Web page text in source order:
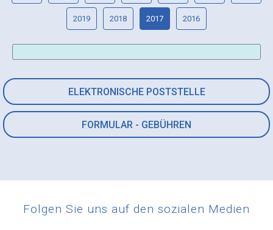
ELEKTRONISCHE POSTSTELLE
FORMULAR - GEBÜHREN
2019 2018 2017 2016
Folgen Sie uns auf den sozialen Medien